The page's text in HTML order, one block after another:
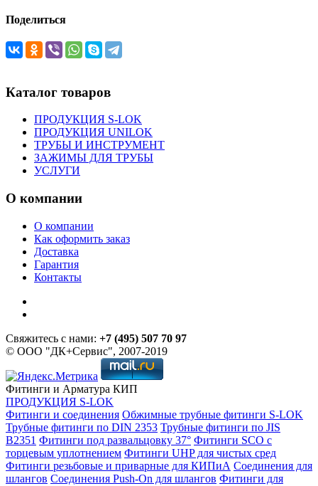
Поделиться
Каталог товаров
ПРОДУКЦИЯ S-LOK
ПРОДУКЦИЯ UNILOK
ТРУБЫ И ИНСТРУМЕНТ
ЗАЖИМЫ ДЛЯ ТРУБЫ
УСЛУГИ
О компании
О компании
Как оформить заказ
Доставка
Гарантия
Контакты
Свяжитесь с нами: +7 (495) 507 70 97
© ООО "ДК+Сервис", 2007-2019
Фитинги и Арматура КИП
ПРОДУКЦИЯ S-LOK
Фитинги и соединения Обжимные трубные фитинги S-LOK
Трубные фитинги по DIN 2353 Трубные фитинги по JIS
B2351 Фитинги под развальцовку 37° Фитинги SCO с
торцевым уплотнением Фитинги UHP для чистых сред
Фитинги резьбовые и приварные для КИПиА Соединения для
шлангов Соединения Push-On для шлангов Фитинги для